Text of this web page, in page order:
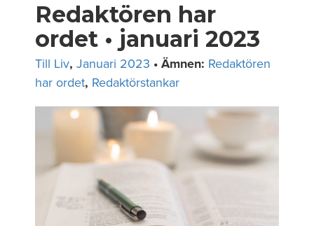
Redaktören har
ordet • januari 2023
Till Liv, Januari 2023 • Ämnen: Redaktören
har ordet, Redaktörstankar